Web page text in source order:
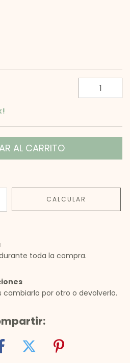
CALCULAR
toda la compra.
cambiarlo por otro o devolverlo.